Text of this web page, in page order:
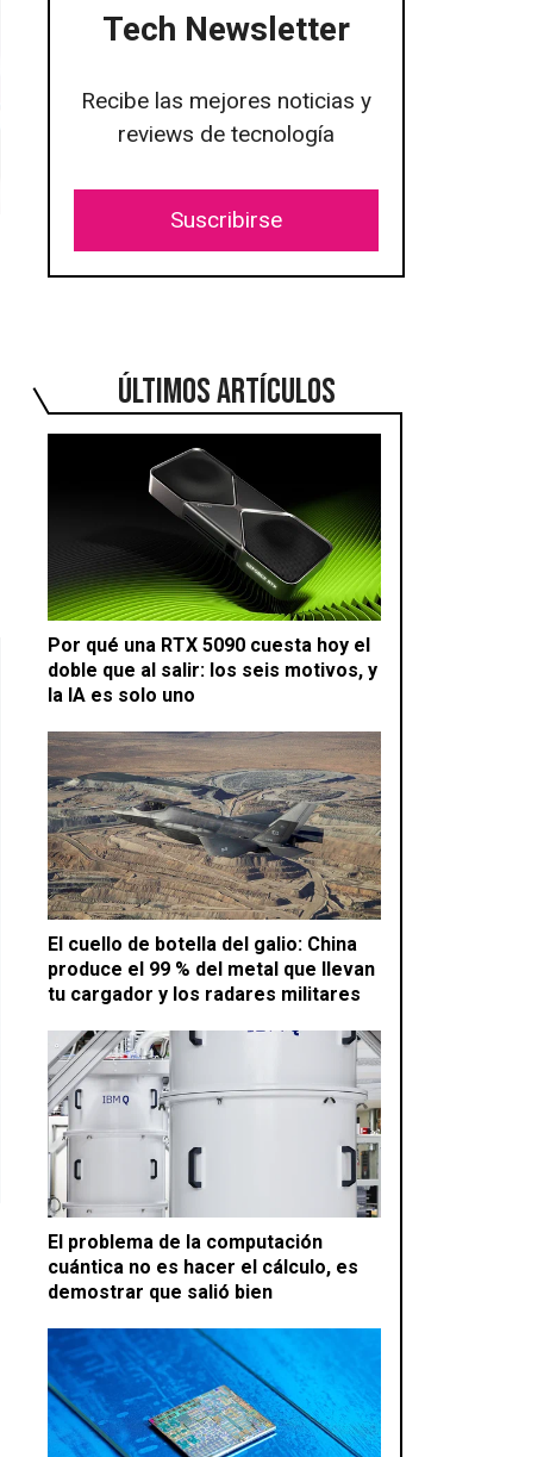
Tech Newsletter
Recibe las mejores noticias y
reviews de tecnología
Suscribirse
ÚLTIMOS ARTÍCULOS
Por qué una RTX 5090 cuesta hoy el
doble que al salir: los seis motivos, y
la IA es solo uno
El cuello de botella del galio: China
produce el 99 % del metal que llevan
tu cargador y los radares militares
El problema de la computación
cuántica no es hacer el cálculo, es
demostrar que salió bien